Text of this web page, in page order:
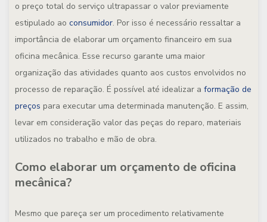
o preço total do serviço ultrapassar o valor previamente
estipulado ao consumidor. Por isso é necessário ressaltar a
importância de elaborar um orçamento financeiro em sua
oficina mecânica. Esse recurso garante uma maior
organização das atividades quanto aos custos envolvidos no
processo de reparação. É possível até idealizar a formação de
preços para executar uma determinada manutenção. E assim,
levar em consideração valor das peças do reparo, materiais
utilizados no trabalho e mão de obra.
Como elaborar um orçamento de oficina
mecânica?
Mesmo que pareça ser um procedimento relativamente